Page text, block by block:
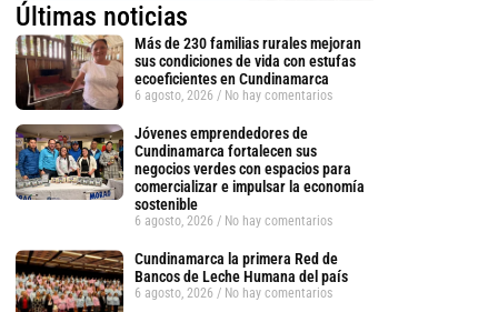
Últimas noticias
Más de 230 familias rurales mejoran
sus condiciones de vida con estufas
ecoeficientes en Cundinamarca
6 agosto, 2026 No hay comentarios
Jóvenes emprendedores de
Cundinamarca fortalecen sus
negocios verdes con espacios para
comercializar e impulsar la economía
sostenible
6 agosto, 2026 No hay comentarios
Cundinamarca la primera Red de
Bancos de Leche Humana del país
6 agosto, 2026 No hay comentarios